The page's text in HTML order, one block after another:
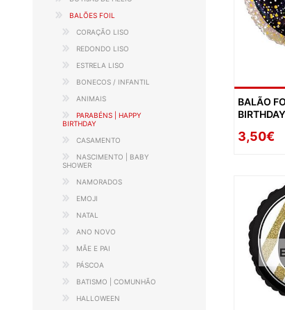
BALÃO
3,50€
BALÕES FOIL
CORAÇÃO LISO
REDONDO LISO
ESTRELA LISO
BONECOS / INFANTIL
ANIMAIS
PARABÉNS | HAPPY
BIRTHDAY
CASAMENTO
NASCIMENTO | BABY
SHOWER
NAMORADOS
EMOJI
NATAL
ANO NOVO
MÃE E PAI
PÁSCOA
BATISMO | COMUNHÃO
HALLOWEEN